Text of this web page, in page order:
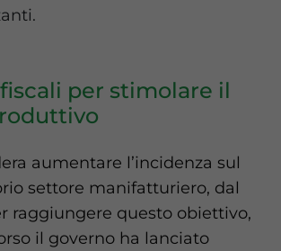
per stimolare il
aumentare l’incidenza sul
settore manifatturiero, dal
raggiungere questo obiettivo,
il governo ha lanciato